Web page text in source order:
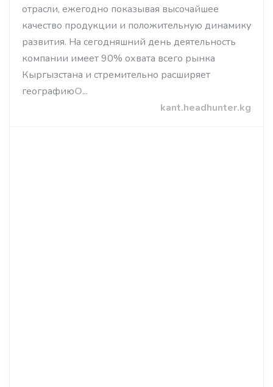
отрасли, ежегодно показывая высочайшее
качество продукции и положительную динамику
развития. На сегодняшний день деятельность
компании имеет 90% охвата всего рынка
Кыргызстана и стремительно расширяет
географиюО...
kant.headhunter.kg